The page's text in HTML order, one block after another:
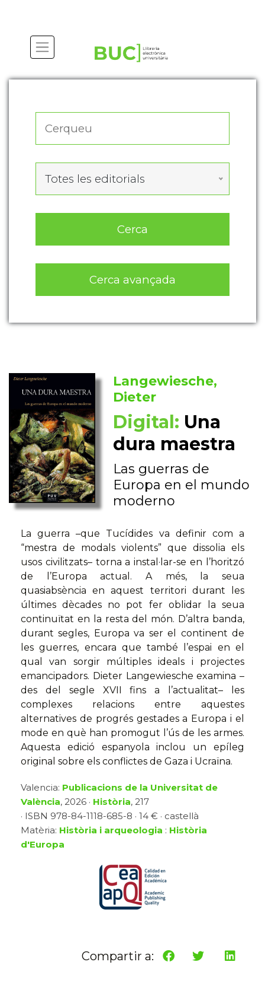
Totes les editorials
Cerca
Cerca avançada
Langewiesche,
Dieter
Digital: Una
dura maestra
Las guerras de
Europa en el mundo
moderno
La guerra –que Tucídides va definir com a
“mestra de modals violents” que dissolia els
usos civilitzats– torna a instal·lar-se en l’horitzó
de l’Europa actual. A més, la seua
quasiabsència en aquest territori durant les
últimes dècades no pot fer oblidar la seua
continuïtat en la resta del món. D’altra banda,
durant segles, Europa va ser el continent de
les guerres, encara que també l’espai en el
qual van sorgir múltiples ideals i projectes
emancipadors. Dieter Langewiesche examina –
des del segle XVII fins a l’actualitat– les
complexes relacions entre aquestes
alternatives de progrés gestades a Europa i el
mode en què han promogut l’ús de les armes.
Aquesta edició espanyola inclou un epíleg
original sobre els conflictes de Gaza i Ucraïna.
Valencia: Publicacions de la Universitat de
València, 2026 · Història, 217
· ISBN 978-84-1118-685-8 · 14 € · castellà
Matèria: Història i arqueologia : Història
d'Europa
Compartir a: